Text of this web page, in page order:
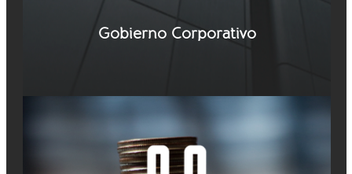
Gobierno Corporativo